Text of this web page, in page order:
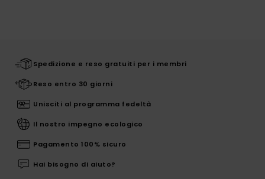
Spedizione e reso gratuiti per i membri
Reso entro 30 giorni
Unisciti al programma fedeltà
Il nostro impegno ecologico
Pagamento 100% sicuro
Hai bisogno di aiuto?